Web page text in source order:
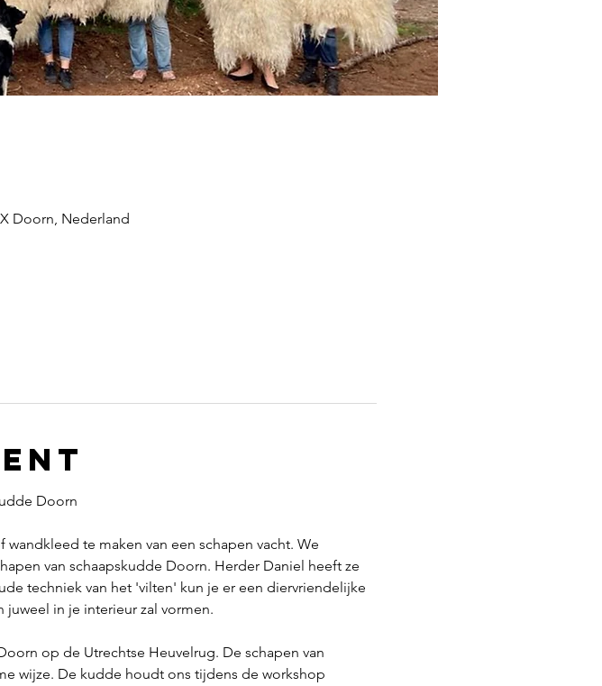
Doorn, Nederland
Doorn
te maken van een schapen vacht. We
van schaapskudde Doorn. Herder Daniel heeft ze
techniek van het 'vilten' kun je er een diervriendelijke
juweel in je interieur zal vormen.
op de Utrechtse Heuvelrug. De schapen van
wijze. De kudde houdt ons tijdens de workshop